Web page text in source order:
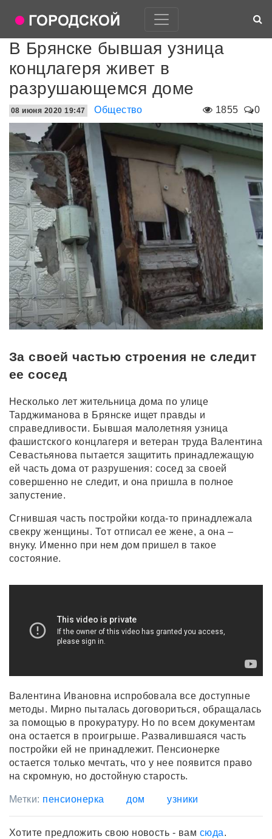
В Брянске бывшая узница
концлагеря живет в
разрушающемся доме
1855 0
08 июня 2020 19:47 Общество
За своей частью строения не следит
ее сосед
Несколько лет жительница дома по улице
Тарджиманова в Брянске ищет правды и
справедливости. Бывшая малолетняя узница
фашистского концлагеря и ветеран труда Валентина
Севастьянова пытается защитить принадлежащую
ей часть дома от разрушения: сосед за своей
совершенно не следит, и она пришла в полное
запустение.
Сгнившая часть постройки когда-то принадлежала
свекру женщины. Тот отписал ее жене, а она –
внуку. Именно при нем дом пришел в такое
состояние.
Валентина Ивановна испробовала все доступные
методы. Мирно пыталась договориться, обращалась
за помощью в прокуратуру. Но по всем документам
она остается в проигрыше. Развалившаяся часть
постройки ей не принадлежит. Пенсионерке
остается только мечтать, что у нее появится право
на скромную, но достойную старость.
Метки: пенсионерка дом узники
Хотите предложить свою новость - вам сюда.